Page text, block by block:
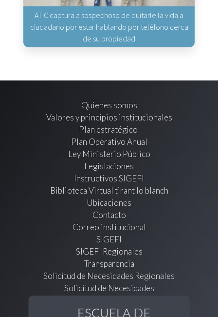
ATIC captura a sospechoso de quitarle la vida a
ciudadano por estar hablando por teléfono cerca
de su propiedad
Quienes somos
Valores y principios institucionales
Plan estratégico
Plan Operativo Anual
Ley Ministerio Público
Legislaciones
Instructivos SIGEFI
Biblioteca Virtual tirant lo blanch
Ubicaciones
Contacto
Correo institucional
SIGEFI
SIGEFI Regionales
Transparencia
Solicitud de Necesidades Regionales
Solicitud de Necesidades